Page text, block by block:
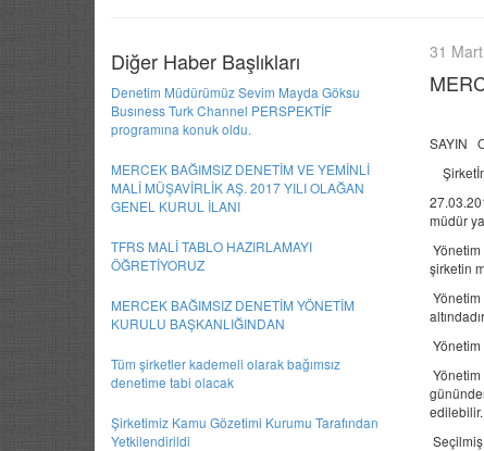
Diğer Haber Başlıkları
Denetim Müdürümüz Sevim Mayda Göksu
Busıness Turk Channel PERSPEKTİF
programına konuk oldu.
MERCEK BAĞIMSIZ DENETİM VE YEMİNLİ
MALİ MÜŞAVİRLİK AŞ. 2017 YILI OLAĞAN
GENEL KURUL İLANI
TFRS MALİ TABLO HAZIRLAMAYI
ÖĞRETİYORUZ
MERCEK BAĞIMSIZ DENETİM YÖNETİM
KURULU BAŞKANLIĞINDAN
Tüm şirketler kademeli olarak bağımsız
denetime tabi olacak
Şirketimiz Kamu Gözetimi Kurumu Tarafından
Yetkilendirildi
31
SAYIN
müdür
şirketin
edilebilir.